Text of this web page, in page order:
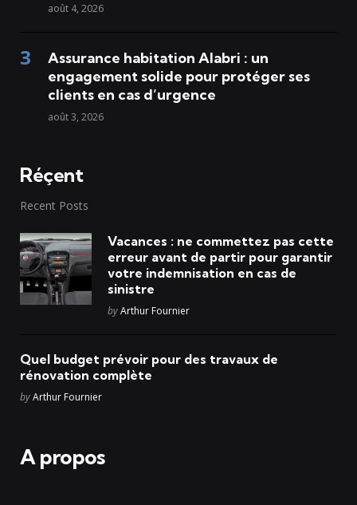
août 4, 2026
Assurance habitation Alabri : un
engagement solide pour protéger ses
clients en cas d’urgence
août 3, 2026
Réçent
Recent Posts
Vacances : ne commettez pas cette
erreur avant de partir pour garantir
votre indemnisation en cas de
sinistre
Posted
byArthur Fournier
Quel budget prévoir pour des travaux de
rénovation complète
Posted
byArthur Fournier
A propos